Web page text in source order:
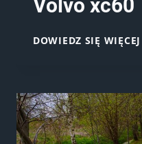
Volvo xc60
DOWIEDZ SIĘ WIĘCEJ